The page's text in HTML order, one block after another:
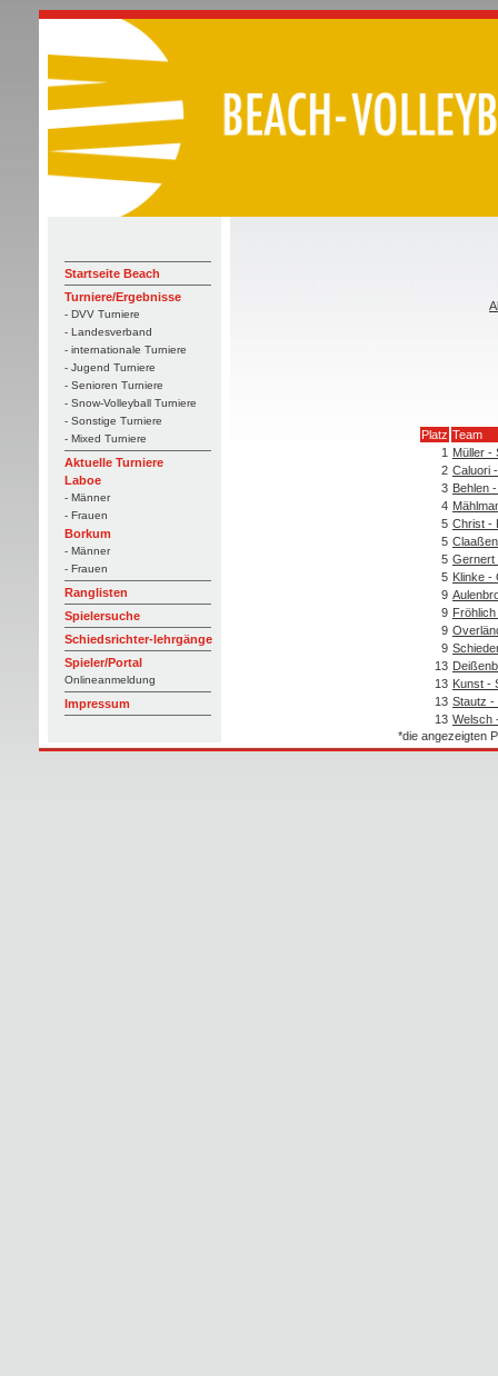
Startseite Beach
Turniere/Ergebnisse
- DVV Turniere
- Landesverband
- internationale Turniere
- Jugend Turniere
- Senioren Turniere
- Snow-Volleyball Turniere
- Sonstige Turniere
- Mixed Turniere
Aktuelle Turniere
Laboe
- Männer
- Frauen
Borkum
- Männer
- Frauen
Ranglisten
Spielersuche
Schiedsrichter-lehrgänge
Spieler/Portal
Onlineanmeldung
Impressum
Platz Team
1 Müller -
2 Caluori
3 Behlen
4
5 Christ -
5
5 Gernert
5 Klinke -
9
9
9
9
13
13 Kunst -
13 Stautz -
13 Welsch
*die angezeigten